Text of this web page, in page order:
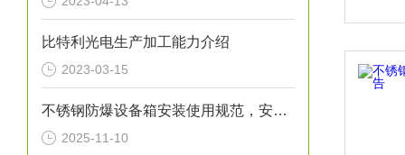
比特利光电生产加工能力介绍
2023-03-15
不锈钢防爆设备箱安装使用规范，安全第一
2025-11-10